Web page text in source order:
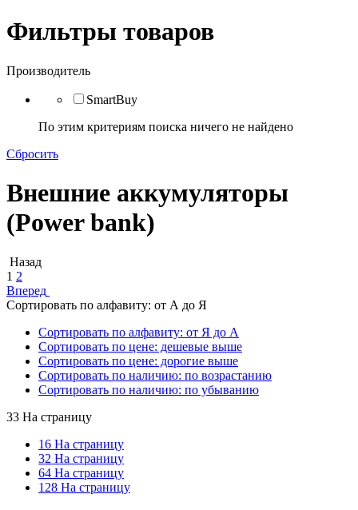
Фильтры товаров
Производитель
SmartBuy
По этим критериям поиска ничего не найдено
Сбросить
Внешние аккумуляторы
(Power bank)
Назад
1 2
Вперед
Сортировать по алфавиту: от А до Я
Сортировать по алфавиту: от Я до А
Сортировать по цене: дешевые выше
Сортировать по цене: дорогие выше
Сортировать по наличию: по возрастанию
Сортировать по наличию: по убыванию
33 На страницу
16 На страницу
32 На страницу
64 На страницу
128 На страницу